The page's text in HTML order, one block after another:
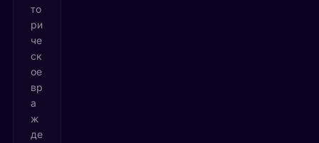
то
ри
че
ск
ое
вр
а
ж
де